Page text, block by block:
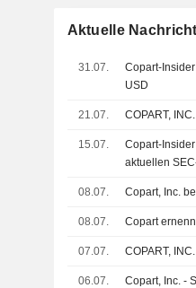
Aktuelle
31.07.
Copart-
USD
21.07.
15.07.
Copart-
aktuellen
08.07. Copart, Inc.
08.07. Copart
07.07.
06.07. Copart, Inc. -